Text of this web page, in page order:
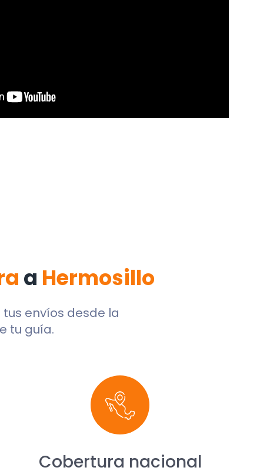
a Hermosillo
envíos desde la
tu guía.
Cobertura nacional